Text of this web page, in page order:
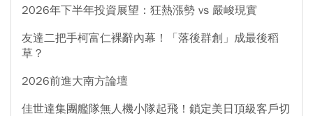
2026年下半年投資展望：狂熱漲勢 vs 嚴峻現實
友達二把手柯富仁裸辭內幕！「落後群創」成最後稻
草？
2026前進大南方論壇
佳世達集團艦隊無人機小隊起飛！鎖定美日頂級客戶切